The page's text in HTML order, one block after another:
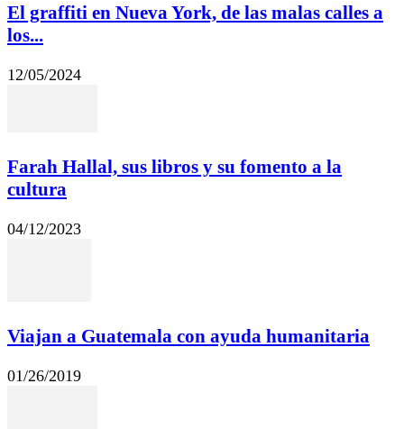
El graffiti en Nueva York, de las malas calles a
los...
12/05/2024
Farah Hallal, sus libros y su fomento a la
cultura
04/12/2023
Viajan a Guatemala con ayuda humanitaria
01/26/2019